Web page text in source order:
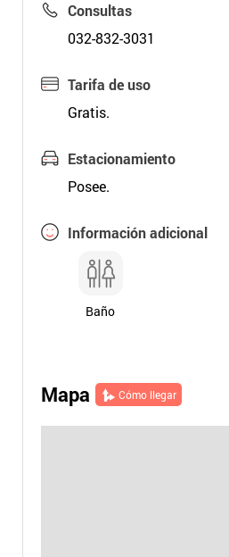
Consultas
032-832-3031
Tarifa de uso
Gratis.
Estacionamiento
Posee.
Información adicional
Baño
Mapa Cómo llegar